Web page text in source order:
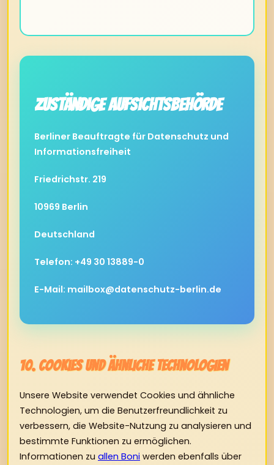
Zuständige Aufsichtsbehörde
Berliner Beauftragte für Datenschutz und
Informationsfreiheit
Friedrichstr. 219
10969 Berlin
Deutschland
Telefon: +49 30 13889-0
E-Mail: mailbox@datenschutz-berlin.de
10. Cookies und ähnliche Technologien
Unsere Website verwendet Cookies und ähnliche
Technologien, um die Benutzerfreundlichkeit zu
verbessern, die Website-Nutzung zu analysieren und
bestimmte Funktionen zu ermöglichen.
Informationen zu allen Boni werden ebenfalls über